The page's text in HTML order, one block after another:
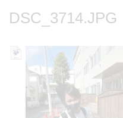
DSC_3714.JPG